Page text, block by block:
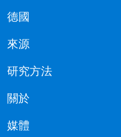
德國
來源
研究方法
關於
媒體